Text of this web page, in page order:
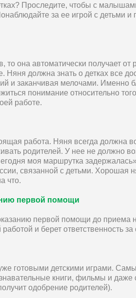
Проследите, чтобы с
за ее игрой с детьми и
то она автоматически получает от
Няня должна знать о детках все
и заканчивая мелочами. Именно
понимание относительно
работе.
работа. Няня всегда должна
родителей. У нее не должно
моя маршрутка
связанной с детьми. Хорошая
что.
первой помощи
первой помощи до приема
и берет ответственность
готовыми детскими играми.
книги, фильмы и даже
одобрение родителей).